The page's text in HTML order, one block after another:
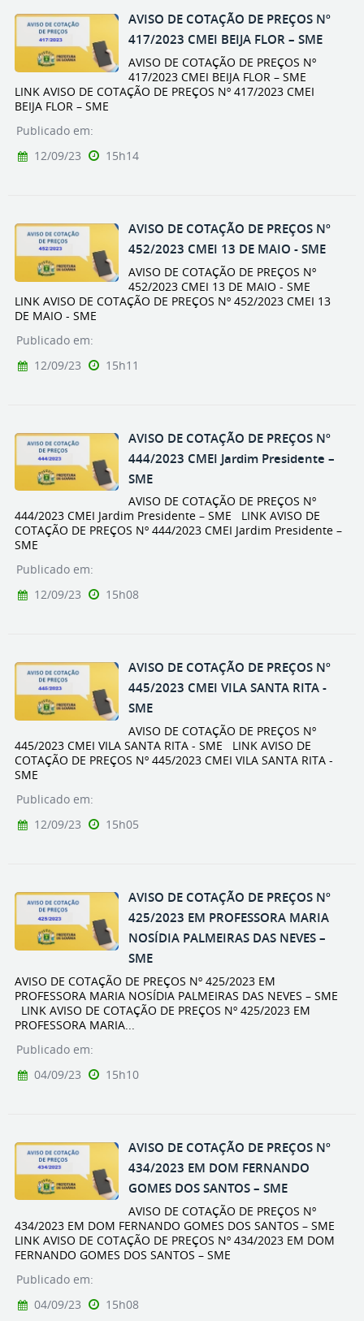
AVISO DE COTAÇÃO DE PREÇOS Nº
417/2023 CMEI BEIJA FLOR – SME
AVISO DE COTAÇÃO DE PREÇOS Nº
417/2023 CMEI BEIJA FLOR – SME
LINK AVISO DE COTAÇÃO DE PREÇOS Nº 417/2023 CMEI
BEIJA FLOR – SME
Publicado em:
12/09/23
15h14
AVISO DE COTAÇÃO DE PREÇOS Nº
452/2023 CMEI 13 DE MAIO - SME
AVISO DE COTAÇÃO DE PREÇOS Nº
452/2023 CMEI 13 DE MAIO - SME
LINK AVISO DE COTAÇÃO DE PREÇOS Nº 452/2023 CMEI 13
DE MAIO - SME
Publicado em:
12/09/23
15h11
AVISO DE COTAÇÃO DE PREÇOS Nº
444/2023 CMEI Jardim Presidente –
SME
AVISO DE COTAÇÃO DE PREÇOS Nº
444/2023 CMEI Jardim Presidente – SME LINK AVISO DE
COTAÇÃO DE PREÇOS Nº 444/2023 CMEI Jardim Presidente –
SME
Publicado em:
12/09/23
15h08
AVISO DE COTAÇÃO DE PREÇOS Nº
445/2023 CMEI VILA SANTA RITA -
SME
AVISO DE COTAÇÃO DE PREÇOS Nº
445/2023 CMEI VILA SANTA RITA - SME LINK AVISO DE
COTAÇÃO DE PREÇOS Nº 445/2023 CMEI VILA SANTA RITA -
SME
Publicado em:
12/09/23
15h05
AVISO DE COTAÇÃO DE PREÇOS Nº
425/2023 EM PROFESSORA MARIA
NOSÍDIA PALMEIRAS DAS NEVES –
SME
AVISO DE COTAÇÃO DE PREÇOS Nº 425/2023 EM
PROFESSORA MARIA NOSÍDIA PALMEIRAS DAS NEVES – SME
LINK AVISO DE COTAÇÃO DE PREÇOS Nº 425/2023 EM
PROFESSORA MARIA...
Publicado em:
04/09/23
15h10
AVISO DE COTAÇÃO DE PREÇOS Nº
434/2023 EM DOM FERNANDO
GOMES DOS SANTOS – SME
AVISO DE COTAÇÃO DE PREÇOS Nº
434/2023 EM DOM FERNANDO GOMES DOS SANTOS – SME
LINK AVISO DE COTAÇÃO DE PREÇOS Nº 434/2023 EM DOM
FERNANDO GOMES DOS SANTOS – SME
Publicado em:
04/09/23
15h08